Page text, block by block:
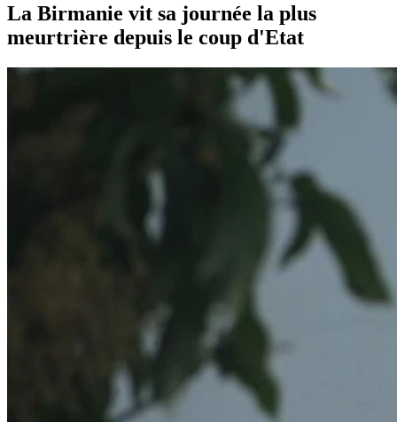
La Birmanie vit sa journée la plus
meurtrière depuis le coup d'Etat